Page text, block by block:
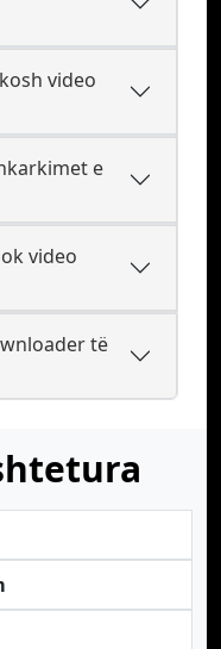
video
e
video
të